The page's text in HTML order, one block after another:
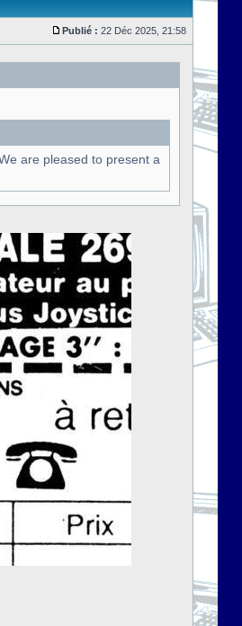
Publié : 22 Déc 2025, 21:58
are pleased to present a